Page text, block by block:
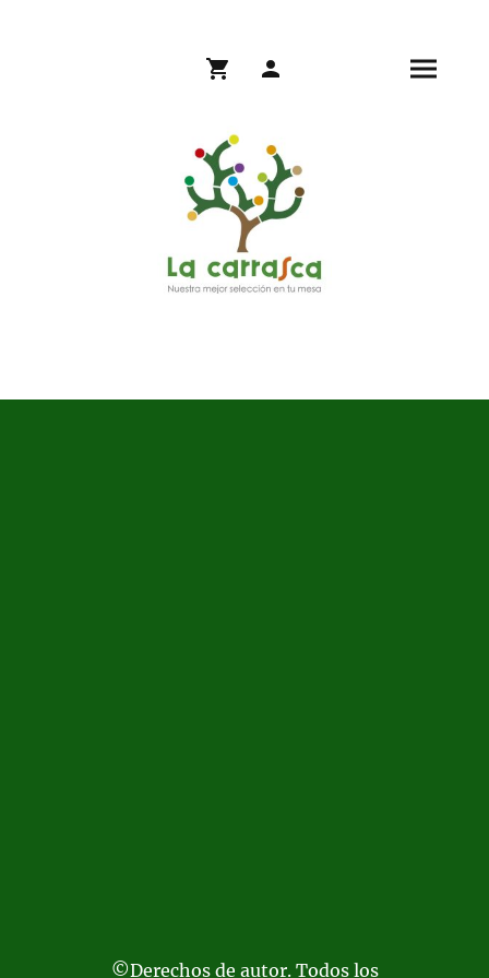
©Derechos de autor. Todos los